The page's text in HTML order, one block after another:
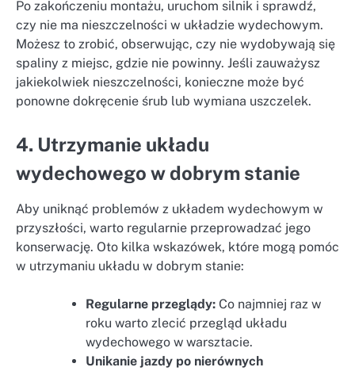
Po zakończeniu montażu, uruchom silnik i sprawdź,
czy nie ma nieszczelności w układzie wydechowym.
Możesz to zrobić, obserwując, czy nie wydobywają się
spaliny z miejsc, gdzie nie powinny. Jeśli zauważysz
jakiekolwiek nieszczelności, konieczne może być
ponowne dokręcenie śrub lub wymiana uszczelek.
4. Utrzymanie układu
wydechowego w dobrym stanie
Aby uniknąć problemów z układem wydechowym w
przyszłości, warto regularnie przeprowadzać jego
konserwację. Oto kilka wskazówek, które mogą pomóc
w utrzymaniu układu w dobrym stanie:
Regularne przeglądy: Co najmniej raz w
roku warto zlecić przegląd układu
wydechowego w warsztacie.
Unikanie jazdy po nierównych